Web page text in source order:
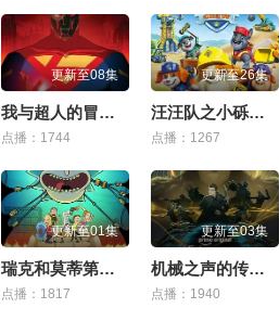
更新至08集
我与超人的冒险 第三季
点播：1744
更新至26集
汪汪队之小砾与工程家族 第三季
点播：1267
更新至01集
瑞克和莫蒂第九季
点播：1817
更新至03集
机械之声的传奇 第四季
点播：1940